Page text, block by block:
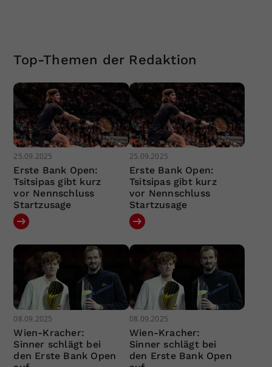
Top-Themen der Redaktion
25.09.2025
Erste Bank Open:
Tsitsipas gibt kurz
vor Nennschluss
Startzusage
25.09.2025
Erste Bank Open:
Tsitsipas gibt kurz
vor Nennschluss
Startzusage
08.09.2025
Wien-Kracher:
Sinner schlägt bei
den Erste Bank Open
08.09.2025
Wien-Kracher:
Sinner schlägt bei
den Erste Bank Open